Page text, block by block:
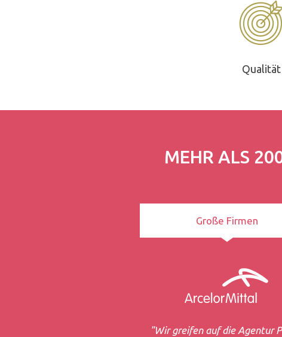
Qualität
MEHR ALS
Große Firmen
"Wir greifen auf die Agentur